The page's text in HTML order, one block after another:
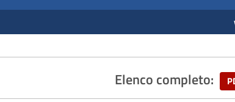
Elenco completo: